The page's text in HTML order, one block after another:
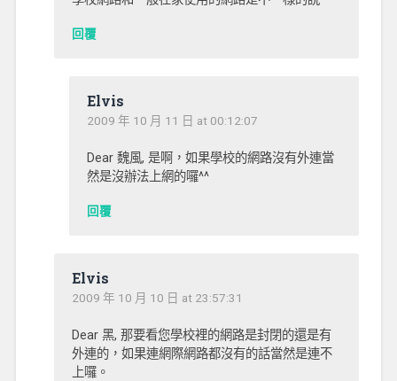
回覆
Elvis
2009 年 10 月 11 日 at 00:12:07
Dear 魏風, 是啊，如果學校的網路沒有外連當
然是沒辦法上網的囉^^
回覆
Elvis
2009 年 10 月 10 日 at 23:57:31
Dear 黑, 那要看您學校裡的網路是封閉的還是有
外連的，如果連網際網路都沒有的話當然是連不
上囉。